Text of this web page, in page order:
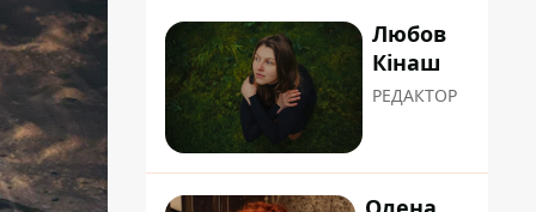
Любов
Кінаш
РЕДАКТОР